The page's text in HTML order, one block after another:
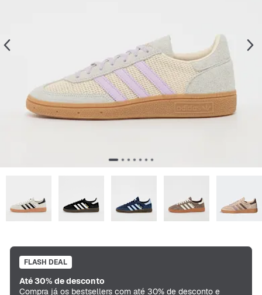
FLASH DEAL
Até 30% de desconto
Compra já os bestsellers com até 30% de desconto e